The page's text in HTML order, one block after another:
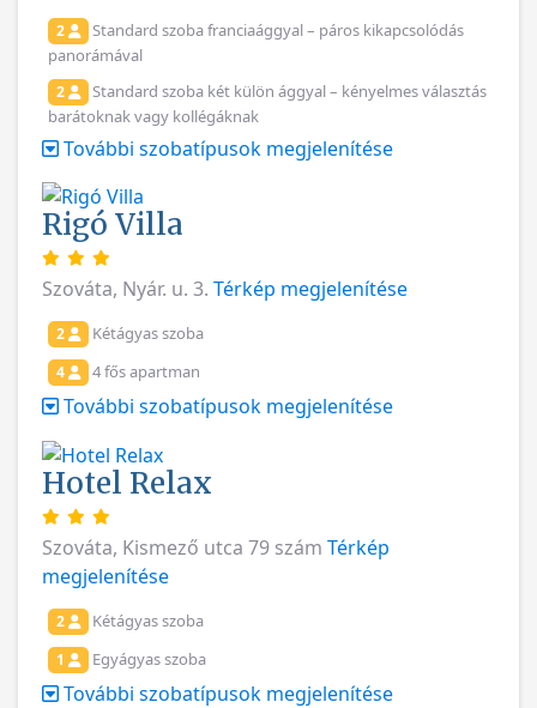
2
Standard szoba franciaággyal – páros kikapcsolódás
panorámával
2
Standard szoba két külön ággyal – kényelmes választás
barátoknak vagy kollégáknak
További szobatípusok megjelenítése
Rigó Villa
Szováta, Nyár. u. 3. Térkép megjelenítése
2 Kétágyas szoba
4 4 fős apartman
További szobatípusok megjelenítése
Hotel Relax
Szováta, Kismező utca 79 szám Térkép
megjelenítése
2 Kétágyas szoba
1 Egyágyas szoba
További szobatípusok megjelenítése